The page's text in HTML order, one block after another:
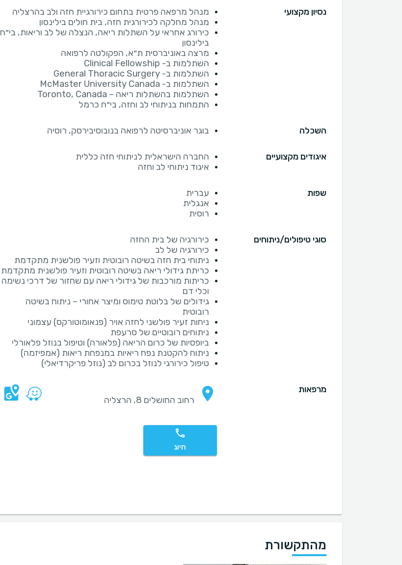
נסיון מקצועי
מנהל מרפאה פרטית בתחום כירורגיית חזה ולב בהרצליה
מנהל מחלקה לכירורגית חזה, בית חולים בילינסון
כירורג אחראי על השתלות ריאה, הנצלה של לב וריאות, בי״ח
בילינסון
מרצה באוניברסית ת״א, הפקולטה לרפואה
השתלמות ב- Clinical Fellowship
השתלמות ב- General Thoracic Surgery
השתלמות ב- McMaster University Canada
השתלמות בהשתלות ריאה – Toronto, Canada
התמחות בניתוחי לב וחזה, בי״ח כרמל
השכלה בוגר אוניברסיטה לרפואה בנובוסיבירסק, רוסיה
איגודים מקצועיים
החברה הישראלית לניתוחי חזה כללית
איגוד ניתוחי לב וחזה
שפות
עברית
אנגלית
רוסית
סוגי טיפולים/ניתוחים
כירורגיה של בית החזה
כירורגיה של לב
ניתוחי בית חזה בשיטה רובוטית וזעיר פולשנית מתקדמת
כריתת גידולי ריאה בשיטה רובוטית וזעיר פולשנית מתקדמת
כריתות מורכבות של גידולי ריאה עם שחזור של דרכי נשימה
וכלי דם
גידולים של בלוטת טימוס ומיצר אחורי – ניתוח בשיטה
רובוטית
ניחות זעיר פולשני לחזה אויר (פנאומוטורקס) עצמוני
ניתוחים רובוטיים של סרעפת
ביופסיות של כרום הריאה (פלאורה) וטיפול בנוזל פלאורלי
ניתוח להקטנת נפח ריאיות במנפחת ריאות (אמפיזמה)
טיפול כירורגי לנוזל בכרום לב (נוזל פריקרדיאלי)
מרפאות
רחוב החושלים 8, הרצליה
חיוג
מהתקשורת